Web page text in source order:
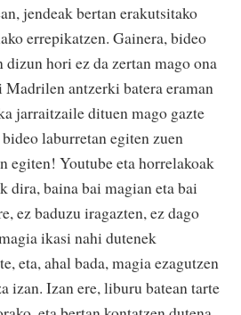
jendeak bertan erakutsitako
errepikatzen. Gainera, bideo
hori ez da zertan mago ona
antzerki batera eraman
jarraitzaile dituen mago gazte
laburretan egiten zuen
egiten! Youtube eta horrelakoak
dira, baina bai magian eta bai
ez baduzu iragazten, ez dago
ikasi nahi dutenek
eta, ahal bada, magia ezagutzen
izan. Izan ere, liburu batean tarte